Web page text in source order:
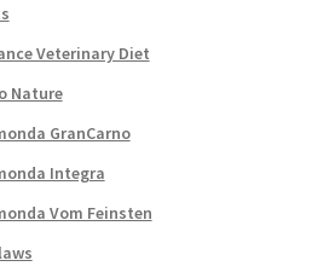
Veterinary Diet
Nature
GranCarno
Integra
Vom Feinsten